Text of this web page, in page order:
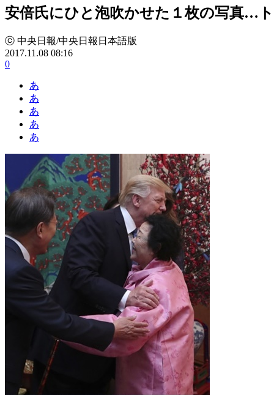
安倍氏にひと泡吹かせた１枚の写真…
ⓒ 中央日報/中央日報日本語版
2017.11.08 08:16
0
あ
あ
あ
あ
あ